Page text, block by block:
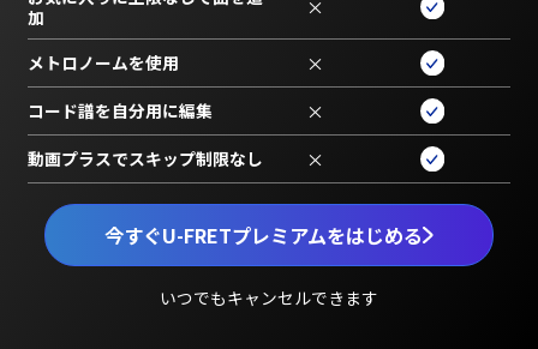
今すぐU-FRETプレミアムをはじめる
いつでもキャンセルできます
加
×
メトロノームを使用 ×
コード譜を自分用に編集 ×
動画プラスでスキップ制限なし ×